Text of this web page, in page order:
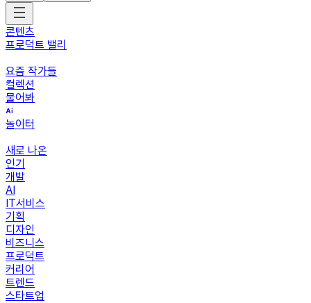
콘텐츠
프로덕트 밸리
요즘 작가들
컬렉션
물어봐
놀이터
새로 나온
인기
개발
AI
IT서비스
기획
디자인
비즈니스
프로덕트
커리어
트렌드
스타트업